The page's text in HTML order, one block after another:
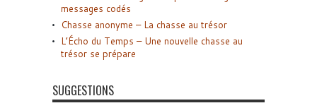
messages codés
Chasse anonyme – La chasse au trésor
L’Écho du Temps – Une nouvelle chasse au
trésor se prépare
SUGGESTIONS